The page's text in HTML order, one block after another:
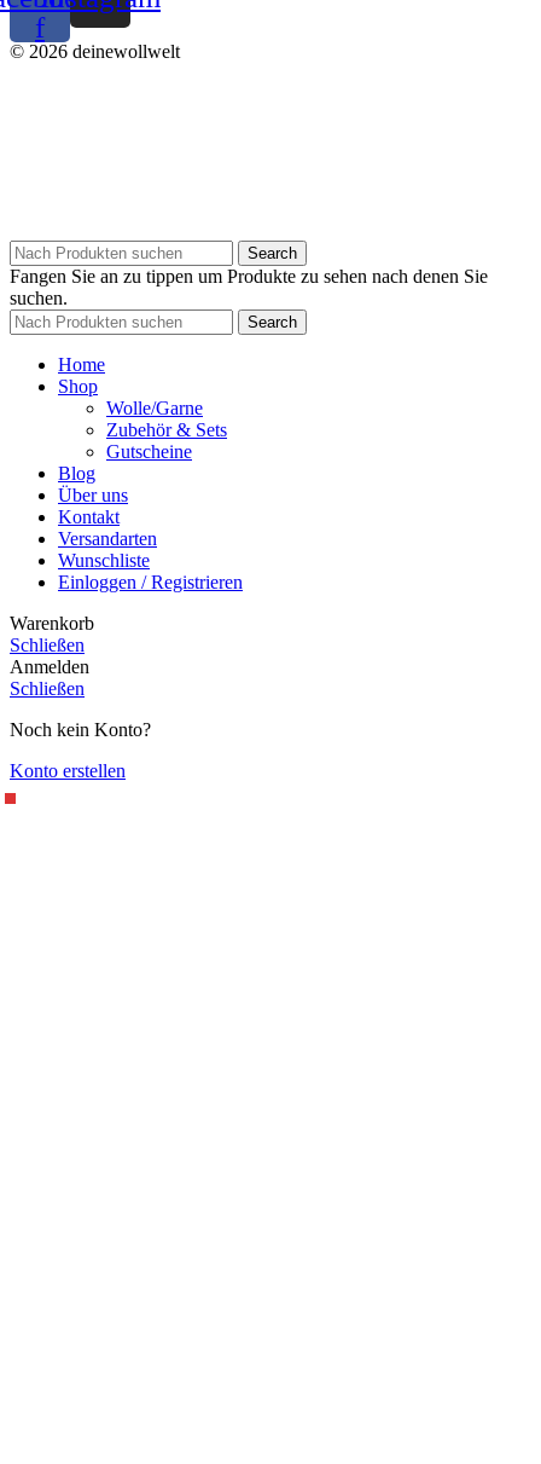
f
© 2026 deinewollwelt
Search
Fangen Sie an zu tippen um Produkte zu sehen nach denen Sie
suchen.
Search
Home
Shop
Wolle/Garne
Zubehör & Sets
Gutscheine
Blog
Über uns
Kontakt
Versandarten
Wunschliste
Einloggen / Registrieren
Warenkorb
Schließen
Anmelden
Schließen
Noch kein Konto?
Konto erstellen